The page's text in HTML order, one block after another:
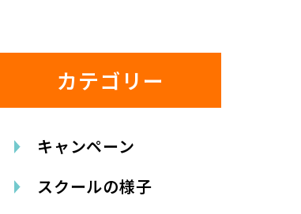
カテゴリー
キャンペーン
スクールの様子